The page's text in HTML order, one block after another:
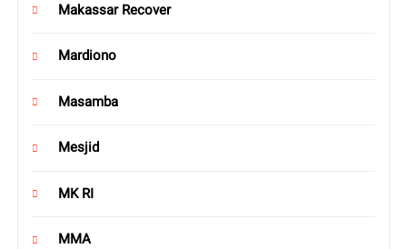
Makassar Recover
Mardiono
Masamba
Mesjid
MK RI
MMA